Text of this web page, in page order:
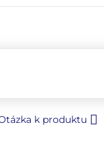
k produktu